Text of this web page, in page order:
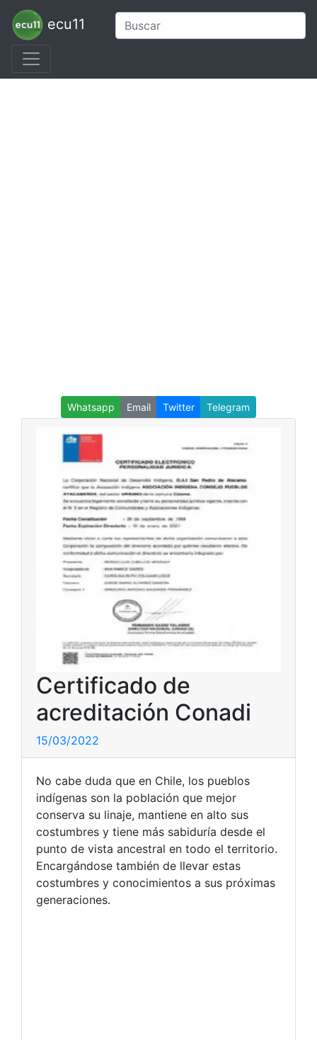
ecu11
Whatsapp Email Twitter Telegram
Certificado de
acreditación Conadi
15/03/2022
No cabe duda que en Chile, los pueblos
indígenas son la población que mejor
conserva su linaje, mantiene en alto sus
costumbres y tiene más sabiduría desde el
punto de vista ancestral en todo el territorio.
Encargándose también de llevar estas
costumbres y conocimientos a sus próximas
generaciones.